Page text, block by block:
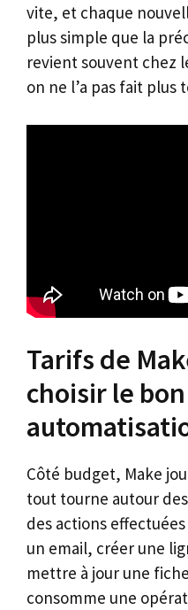
vite, et chaque
plus simple que la
revient souvent chez
on ne l’a pas fait plus
Tarifs de
choisir le
Côté budget, Make
tout tourne autour des
des actions
un email, créer une
mettre à jour une
consomme une